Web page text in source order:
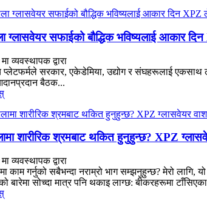
ग्लासवेयर सफाईको बौद्धिक भविष्यलाई आकार
व्यवस्थापक द्वारा
सरकार, एकेडेमिया, उद्योग र संघहरूलाई एकसाथ
बैठक...
शारीरिक श्रमबाट थकित हुनुहुन्छ? XPZ
व्यवस्थापक द्वारा
काम गर्नुको सबैभन्दा नराम्रो भाग सम्झनुहुन्छ? मेरो
बारेमा सोच्दा मात्र पनि थकाइ लाग्छ: बीकरहरूमा